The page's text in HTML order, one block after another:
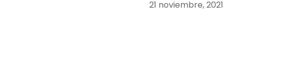
21 noviembre, 2021